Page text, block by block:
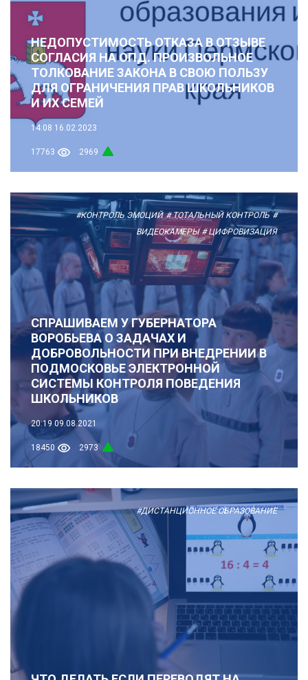
НЕДОПУСТИМОСТЬ ОТКАЗА В ОТЗЫВЕ
СОГЛАСИЯ НА ОПД. ПРОИЗВОЛЬНОЕ
ТОЛКОВАНИЕ ЗАКОНА В СВОЮ ПОЛЬЗУ
ДЛЯ ОГРАНИЧЕНИЯ ПРАВ ШКОЛЬНИКОВ
И ИХ СЕМЕЙ
14:08 16.02.2023
17763 2969
#КОНТРОЛЬ ЭМОЦИЙ # ТОТАЛЬНЫЙ КОНТРОЛЬ #
ВИДЕОКАМЕРЫ # ЦИФРОВИЗАЦИЯ
СПРАШИВАЕМ У ГУБЕРНАТОРА
ВОРОБЬЕВА О ЗАДАЧАХ И
ДОБРОВОЛЬНОСТИ ПРИ ВНЕДРЕНИИ В
ПОДМОСКОВЬЕ ЭЛЕКТРОННОЙ
СИСТЕМЫ КОНТРОЛЯ ПОВЕДЕНИЯ
ШКОЛЬНИКОВ
20:19 09.08.2021
18450 2973
#ДИСТАНЦИОННОЕ ОБРАЗОВАНИЕ